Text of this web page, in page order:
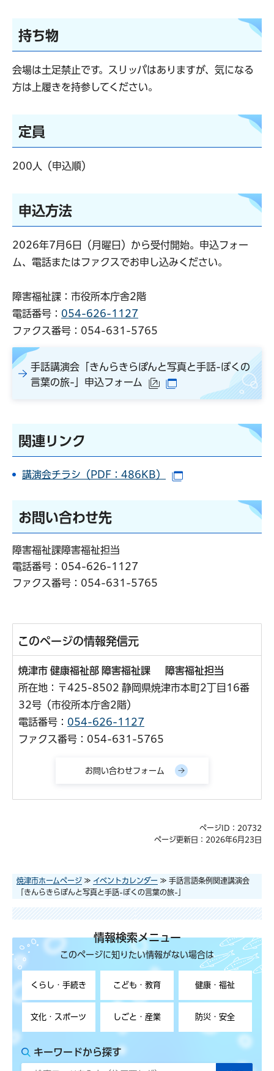
持ち物
会場は土足禁止です。スリッパはありますが、気になる
方は上履きを持参してください。
定員
200人（申込順）
申込方法
2026年7月6日（月曜日）から受付開始。申込フォー
ム、電話またはファクスでお申し込みください。
障害福祉課：市役所本庁舎2階
電話番号： 054-626-1127
ファクス番号：054-631-5765
手話講演会「きんらきらぽんと写真と手話-ぼくの
言葉の旅-」申込フォーム
（外部サイトへリンク）
（別ウインドウで開
関連リンク
講演会チラシ（PDF：486KB）
お問い合わせ先
障害福祉課障害福祉担当
電話番号： 054-626-1127
ファクス番号：054-631-5765
このページの情報発信元
焼津市 健康福祉部 障害福祉課 障害福祉担当
所在地：〒425-8502 静岡県焼津市本町2丁目16番
32号（市役所本庁舎2階）
電話番号： 054-626-1127
ファクス番号：054-631-5765
ページID：20732
ページ更新日：2026年6月23日
焼津市ホームページ ≫ イベントカレンダー ≫ 手話言語条例関連講演会
「きんらきらぽんと写真と手話-ぼくの言葉の旅-」
情報検索メニュー
このページに知りたい情報がない場合は
くらし・手続き こども・教育 健康・福祉
文化・スポーツ しごと・産業 防災・安全
キーワードから探す